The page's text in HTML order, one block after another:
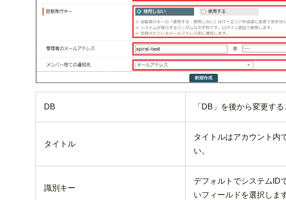
DB 「DB」を後から変更す
タイトル
タイトルはアカウント内
い。
識別キー
デフォルトでシステムID
いフィールドを選択しま